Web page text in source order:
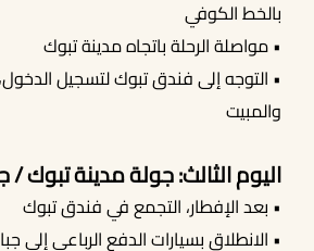
بالخط الكوفي
• مواصلة الرحلة باتجاه مدينة تبوك
• التوجه إلى فندق تبوك لتسجيل
والمبيت
اليوم الثالث: جولة مدينة تبوك
• بعد الإفطار، التجمع في فندق تبوك
• الانطلاق بسيارات الدفع الرباعي إلى